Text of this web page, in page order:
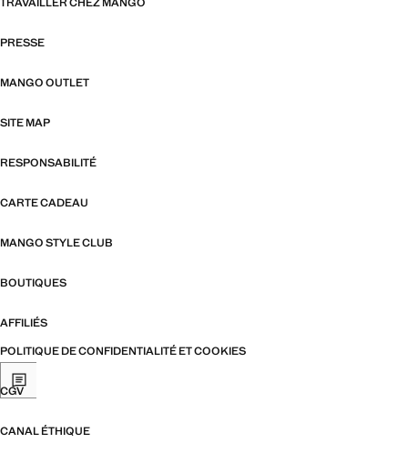
PRESSE
MANGO OUTLET
SITE MAP
RESPONSABILITÉ
CARTE CADEAU
MANGO STYLE CLUB
BOUTIQUES
AFFILIÉS
POLITIQUE DE CONFIDENTIALITÉ ET COOKIES
CGV
CANAL ÉTHIQUE